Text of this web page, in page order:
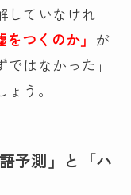
していなけれ
つくのか」 が
はなかった」
う。
予測」と「ハ